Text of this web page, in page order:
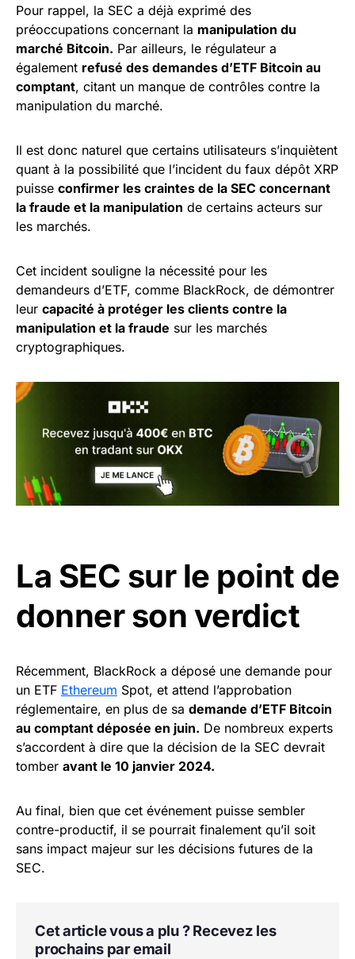
Pour rappel, la SEC a déjà exprimé des
préoccupations concernant la manipulation du
marché Bitcoin. Par ailleurs, le régulateur a
également refusé des demandes d’ETF Bitcoin au
comptant, citant un manque de contrôles contre la
manipulation du marché.
Il est donc naturel que certains utilisateurs s’inquiètent
quant à la possibilité que l’incident du faux dépôt XRP
puisse confirmer les craintes de la SEC concernant
la fraude et la manipulation de certains acteurs sur
les marchés.
Cet incident souligne la nécessité pour les
demandeurs d’ETF, comme BlackRock, de démontrer
leur capacité à protéger les clients contre la
manipulation et la fraude sur les marchés
cryptographiques.
La SEC sur le point de
donner son verdict
Récemment, BlackRock a déposé une demande pour
un ETF Ethereum Spot, et attend l’approbation
réglementaire, en plus de sa demande d’ETF Bitcoin
au comptant déposée en juin. De nombreux experts
s’accordent à dire que la décision de la SEC devrait
tomber avant le 10 janvier 2024.
Au final, bien que cet événement puisse sembler
contre-productif, il se pourrait finalement qu’il soit
sans impact majeur sur les décisions futures de la
SEC.
Cet article vous a plu ? Recevez les
prochains par email